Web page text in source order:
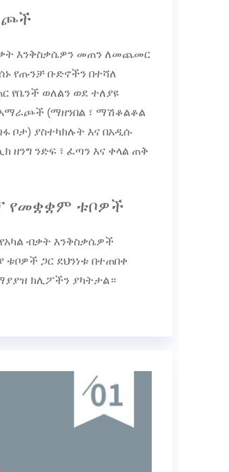
እንቅስቃሴዎን መጠን ለመጨመር
የጡንቻ ቡድኖችን በተሻለ
የቤንች ወለልን ወደ ተለያዩ
አማራጮች (ማዘንበል ፣ ማሽቆልቆል
ቦታ) ያስተካክሉት እና በአዲሱ
ዘንግ ንድፍ ፣ ፈጣን እና ቀላል ጠቅ
የመቋቋም ቱቦዎች
ብቃት እንቅስቃሴዎች
ቱቦዎች ጋር ደህንነቱ በተጠበቀ
ክሊፖችን ያካትታል።